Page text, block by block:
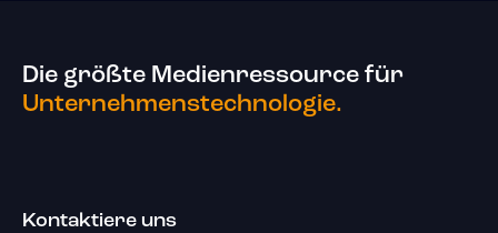
Die größte Medienressource für
Unternehmenstechnologie.
Kontaktiere uns